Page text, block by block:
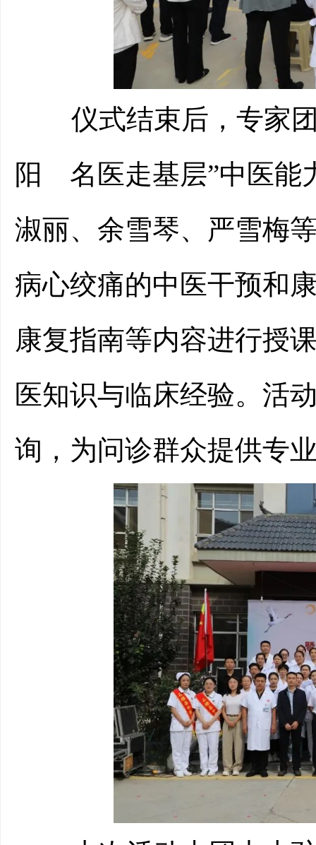
仪式结束后， 专家
阳 名医走基层”中医能
淑丽、余雪琴、严雪梅
病心绞痛的中医干预和
康复指南等内容进行授
医知识与临床经验。 活
询，为问诊群众提供专